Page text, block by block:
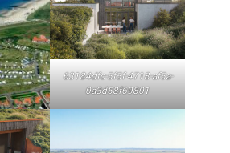
63184dfc-5f5f-4718-af5a-
0a3d58f69801